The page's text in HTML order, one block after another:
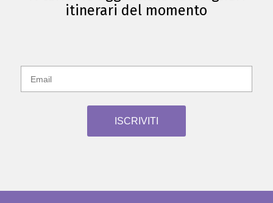
itinerari del momento